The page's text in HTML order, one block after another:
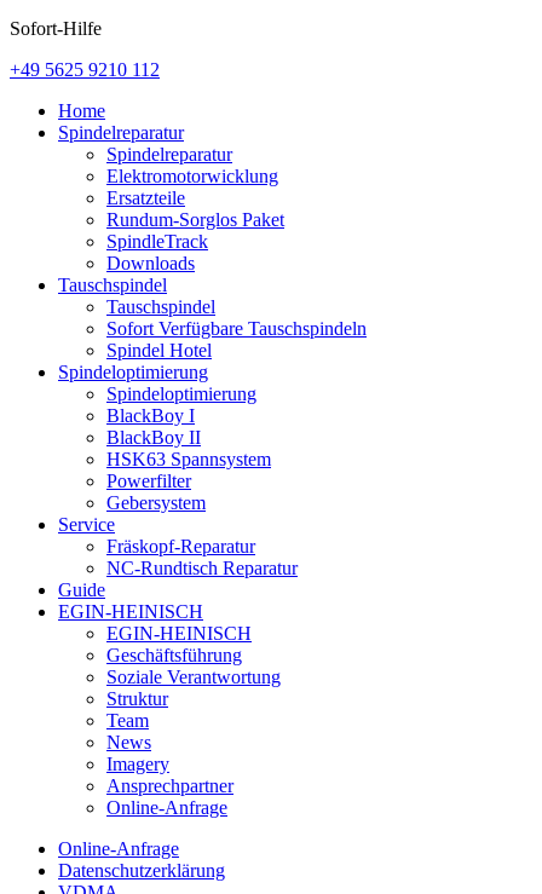
Sofort-Hilfe
+49 5625 9210 112
Home
Spindelreparatur
Spindelreparatur
Elektromotorwicklung
Ersatzteile
Rundum-Sorglos Paket
SpindleTrack
Downloads
Tauschspindel
Tauschspindel
Sofort Verfügbare Tauschspindeln
Spindel Hotel
Spindeloptimierung
Spindeloptimierung
BlackBoy I
BlackBoy II
HSK63 Spannsystem
Powerfilter
Gebersystem
Service
Fräskopf-Reparatur
NC-Rundtisch Reparatur
Guide
EGIN-HEINISCH
EGIN-HEINISCH
Geschäftsführung
Soziale Verantwortung
Struktur
Team
News
Imagery
Ansprechpartner
Online-Anfrage
Online-Anfrage
Datenschutzerklärung